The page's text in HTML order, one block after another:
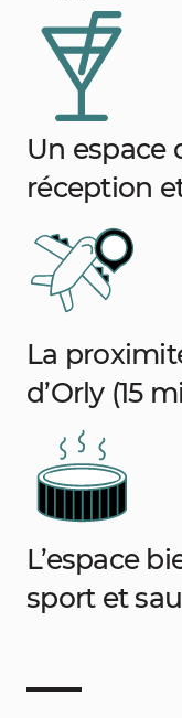
Un espace
réception
La
d’Orly (15
L’espace
sport et